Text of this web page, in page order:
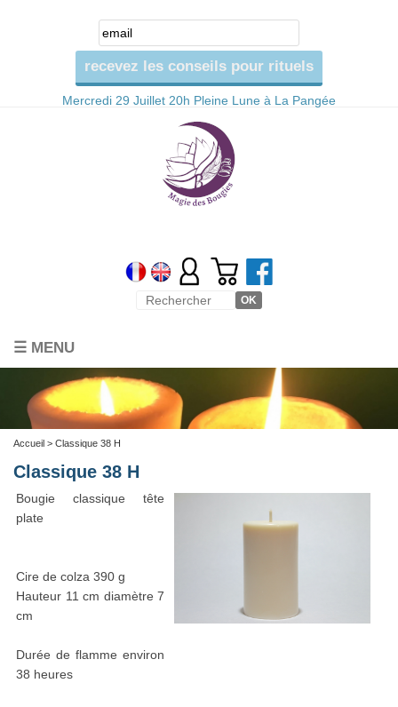
Mercredi 29 Juillet 20h Pleine Lune à La Pangée
☰ MENU
Accueil > Classique 38 H
Classique 38 H
Bougie classique tête
plate
Cire de colza 390 g
Hauteur 11 cm diamètre 7
cm
Durée de flamme environ
38 heures